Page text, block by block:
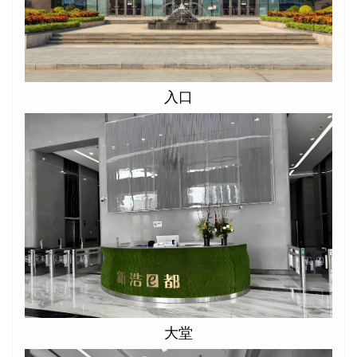
入口
大堂